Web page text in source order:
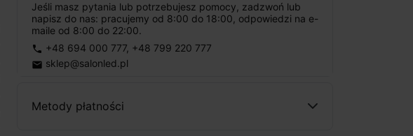
Jeśli masz pytania lub potrzebujesz pomocy, zadzwoń lub
napisz do nas: pracujemy od 8:00 do 18:00, odpowiedzi na e-
maile od 8:00 do 22:00.
phone +48 694 000 777, +48 799 220 777
email sklep@salonled.pl
Metody płatności